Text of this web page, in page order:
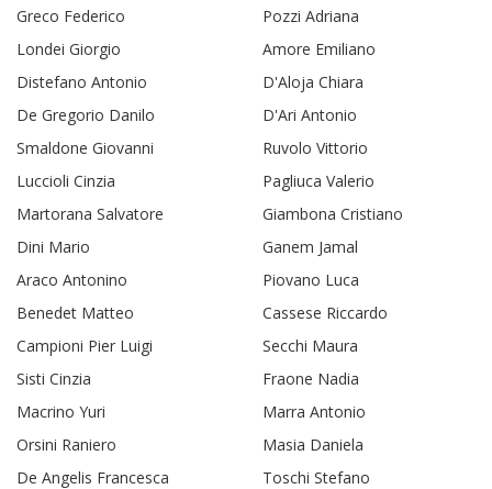
Greco Federico
Pozzi Adriana
Londei Giorgio
Amore Emiliano
Distefano Antonio
D'Aloja Chiara
De Gregorio Danilo
D'Ari Antonio
Smaldone Giovanni
Ruvolo Vittorio
Luccioli Cinzia
Pagliuca Valerio
Martorana Salvatore
Giambona Cristiano
Dini Mario
Ganem Jamal
Araco Antonino
Piovano Luca
Benedet Matteo
Cassese Riccardo
Campioni Pier Luigi
Secchi Maura
Sisti Cinzia
Fraone Nadia
Macrino Yuri
Marra Antonio
Orsini Raniero
Masia Daniela
De Angelis Francesca
Toschi Stefano